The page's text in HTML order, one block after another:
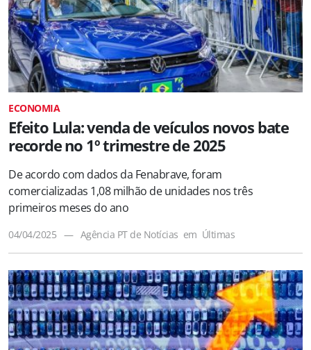
ECONOMIA
Efeito Lula: venda de veículos novos bate
recorde no 1º trimestre de 2025
De acordo com dados da Fenabrave, foram
comercializadas 1,08 milhão de unidades nos três
primeiros meses do ano
04/04/2025 — Agência PT de Notícias em Últimas